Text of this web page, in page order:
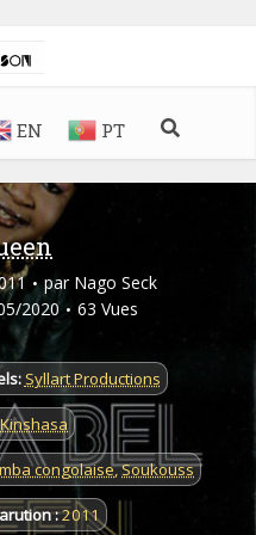
EN PT
par Nago Seck
2020
63 Vues
Syllart Productions
congolaise,Soukouss
:2011